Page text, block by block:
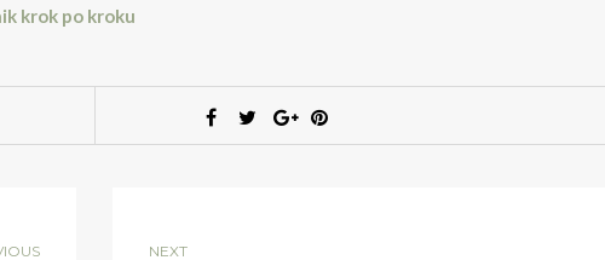
krok po kroku
NEXT